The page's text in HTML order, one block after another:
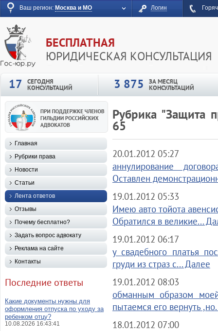
Ваш регион: Москва и МО Логин
БЕСПЛАТНАЯ
ЮРИДИЧЕСКАЯ КОНСУЛЬТАЦИЯ
17
СЕГОДНЯ
КОНСУЛЬТАЦИЙ 3 875 ЗА МЕСЯЦ
КОНСУЛЬТАЦИЙ
Рубрика "Защита
65
20.01.2012 05:27
аннулирование
Оставлен
19.01.2012 05:33
Имею авто тойота
Обратился в великие...
19.01.2012 06:17
у свадебного платья
груди из страз с... Далее
19.01.2012 08:03
обманным образом
пытаемся его вернуть
18.01.2012 07:00
Главная
Рубрики права
Новости
Статьи
Лента ответов
Отзывы
Почему бесплатно?
Задать вопрос адвокату
Реклама на сайте
Контакты
Последние ответы
Какие документы нужны для
оформления отпуска по уходу за
ребенком отцу?
10.08.2026 16:43:41